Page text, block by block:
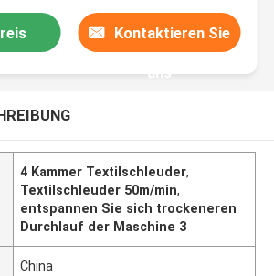
Kontaktieren Sie
uns
4 Kammer Textilschleuder,
Textilschleuder 50m/min,
entspannen Sie sich trockeneren
Durchlauf der Maschine 3
China